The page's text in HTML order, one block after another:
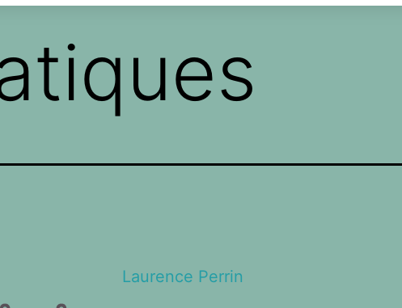
Laurence Perrin